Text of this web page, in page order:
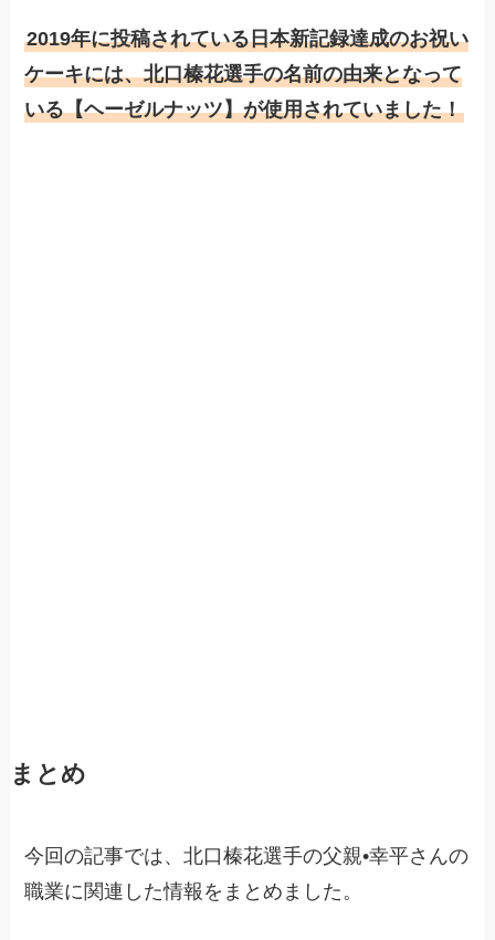
2019年に投稿されている日本新記録達成のお祝い
ケーキには、北口榛花選手の名前の由来となって
いる【ヘーゼルナッツ】が使用されていました！
まとめ
今回の記事では、北口榛花選手の父親•幸平さんの
職業に関連した情報をまとめました。